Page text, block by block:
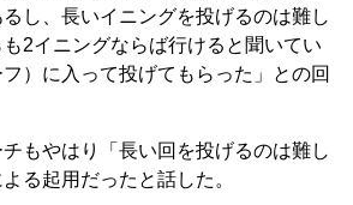
るし、長いイニングを投げるのは難し
2イニングならば行けると聞いてい
）に入って投げてもらった」との回
もやはり「長い回を投げるのは難し
る起用だったと話した。